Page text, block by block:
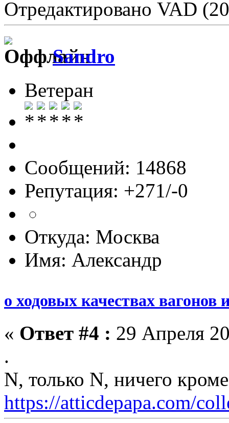
Отредактировано VAD
Sandro
Ветеран
Сообщений: 14868
Репутация: +271/-0
Откуда: Москва
Имя: Александр
о ходовых качествах вагонов
« Ответ #4 : 29 Апреля
.
N, только N, ничего
https://atticdepapa.com/